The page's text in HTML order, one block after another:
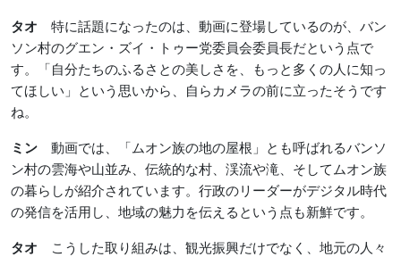
タオ 特に話題になったのは、動画に登場しているのが、バン
ソン村のグエン・ズイ・トゥー党委員会委員長だという点で
す。「自分たちのふるさとの美しさを、もっと多くの人に知っ
てほしい」という思いから、自らカメラの前に立ったそうです
ね。
ミン 動画では、「ムオン族の地の屋根」とも呼ばれるバンソ
ン村の雲海や山並み、伝統的な村、渓流や滝、そしてムオン族
の暮らしが紹介されています。行政のリーダーがデジタル時代
の発信を活用し、地域の魅力を伝えるという点も新鮮です。
タオ
こうした取り組みは、観光振興だけでなく、地元の人々